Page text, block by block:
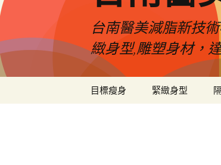
台南醫美減脂新技
緻身型,雕塑身材，
目標瘦身 緊緻身型